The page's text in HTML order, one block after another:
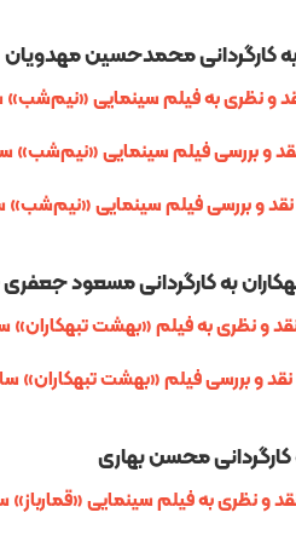
کارگردانی محمدحسین مهدویان
و نظری به فیلم سینمایی
نقد و بررسی فیلم سینمایی
نقد و بررسی فیلم سینمایی
به کارگردانی مسعود جعفری
نقد و نظری به فیلم «بهشت
نقد و بررسی فیلم «بهشت
کارگردانی محسن بهاری
و نظری به فیلم سینمایی